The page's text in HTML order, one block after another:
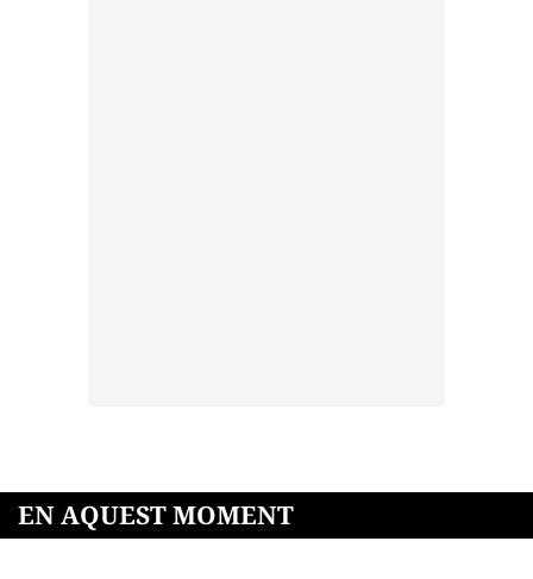
EN AQUEST MOMENT